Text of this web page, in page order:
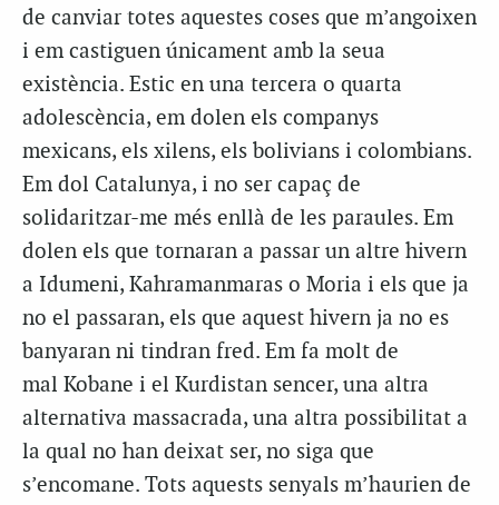
de canviar totes aquestes coses que m’angoixen
i em castiguen únicament amb la seua
existència. Estic en una tercera o quarta
adolescència, em dolen els companys
mexicans, els xilens, els bolivians i colombians.
Em dol Catalunya, i no ser capaç de
solidaritzar-me més enllà de les paraules. Em
dolen els que tornaran a passar un altre hivern
a Idumeni, Kahramanmaras o Moria i els que ja
no el passaran, els que aquest hivern ja no es
banyaran ni tindran fred. Em fa molt de
mal Kobane i el Kurdistan sencer, una altra
alternativa massacrada, una altra possibilitat a
la qual no han deixat ser, no siga que
s’encomane. Tots aquests senyals m’haurien de